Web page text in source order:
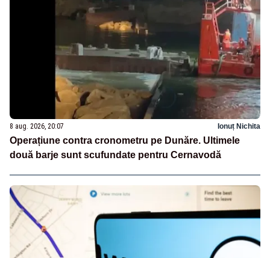
8 aug. 2026, 20:07 Ionuț Nichita
Operațiune contra cronometru pe Dunăre. Ultimele
două barje sunt scufundate pentru Cernavodă